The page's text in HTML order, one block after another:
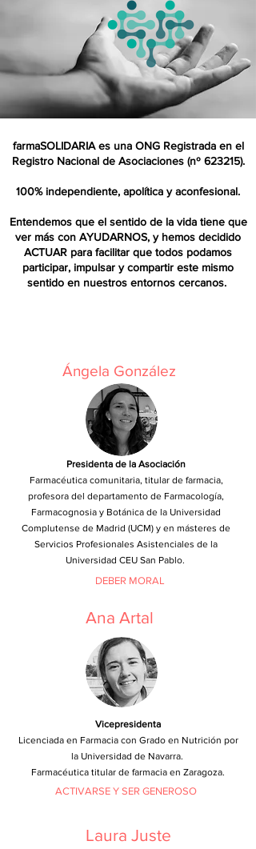
farmaSOLIDARIA es una ONG Registrada en el
Registro Nacional de Asociaciones (nº 623215).
100% independiente, apolítica y aconfesional.
Entendemos que el sentido de la vida tiene que
ver más con AYUDARNOS, y hemos decidido
ACTUAR para facilitar que todos podamos
participar, impulsar y compartir este mismo
sentido en nuestros entornos cercanos.
Ángela González
Presidenta de la Asociación
Farmacéutica comunitaria, titular de farmacia,
profesora del departamento de Farmacología,
Farmacognosia y Botánica de la Universidad
Complutense de Madrid (UCM) y en másteres de
Servicios Profesionales Asistenciales de la
Universidad CEU San Pablo.
DEBER MORAL
Ana Artal
Vicepresidenta
Licenciada en Farmacia con Grado en Nutrición por
la Universidad de Navarra.
Farmacéutica titular de farmacia en Zaragoza.
ACTIVARSE Y SER GENEROSO
Laura Juste